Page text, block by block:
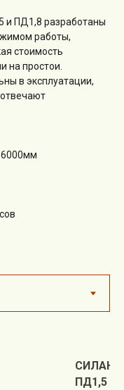
и ПД1,8 разработаны
работы,
стоимость
на простои.
в эксплуатации,
СИЛАНТ
ПД1,5